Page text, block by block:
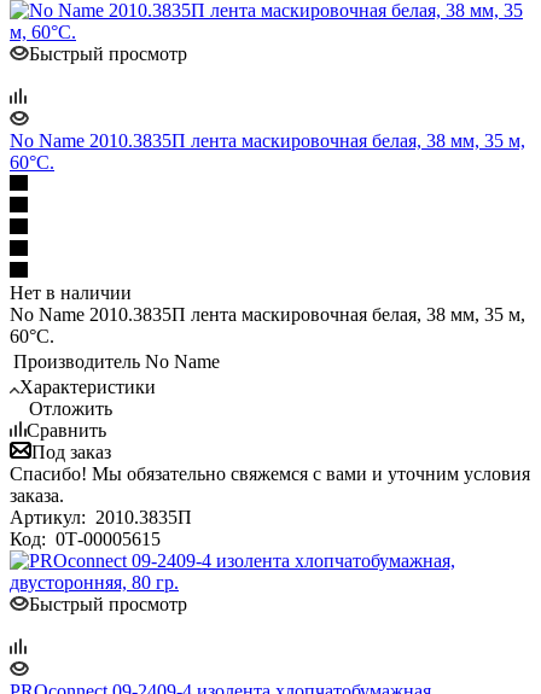
Быстрый просмотр
No Name 2010.3835П лента маскировочная белая, 38 мм, 35 м,
60°С.
Нет в наличии
No Name 2010.3835П лента маскировочная белая, 38 мм, 35 м,
60°С.
Производитель No Name
Характеристики
Отложить
Сравнить
Под заказ
Спасибо! Мы обязательно свяжемся с вами и уточним условия
заказа.
Артикул: 2010.3835П
Код: 0Т-00005615
Быстрый просмотр